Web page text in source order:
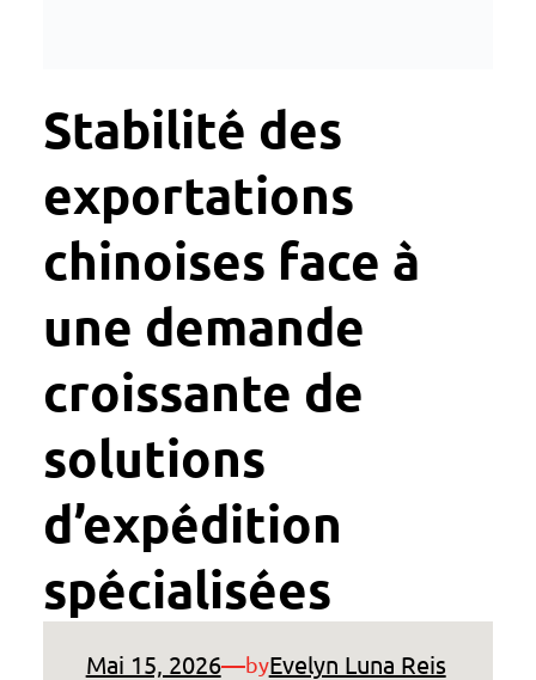
Stabilité des
exportations
chinoises face à
une demande
croissante de
solutions
d’expédition
spécialisées
Mai 15, 2026—byEvelyn Luna Reis